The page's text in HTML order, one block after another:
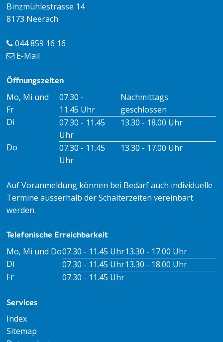
Binzmühlestrasse 14
8173 Neerach
044 859 16 16
E-Mail
Öffnungszeiten
Öffnungszeiten Vormittag Öffnungszeiten
Mo, Mi und
Fr
07.30 -
11.45 Uhr
Nachmittags
geschlossen
Di
07.30 - 11.45
Uhr
13.30 - 18.00 Uhr
Do
07.30 - 11.45
Uhr
13.30 - 17.00 Uhr
Auf Voranmeldung können bei Bedarf auch individuelle
Termine ausserhalb der Schalterzeiten vereinbart
werden.
Telefonische Erreichbarkeit
Tag Öffnungszeiten VormittagÖffnungszeiten
Mo, Mi und Do07.30 - 11.45 Uhr13.30 - 17.00 Uhr
Di
07.30 - 11.45 Uhr13.30 - 18.00 Uhr
Fr
07.30 - 11.45 Uhr
Services
Index
Sitemap